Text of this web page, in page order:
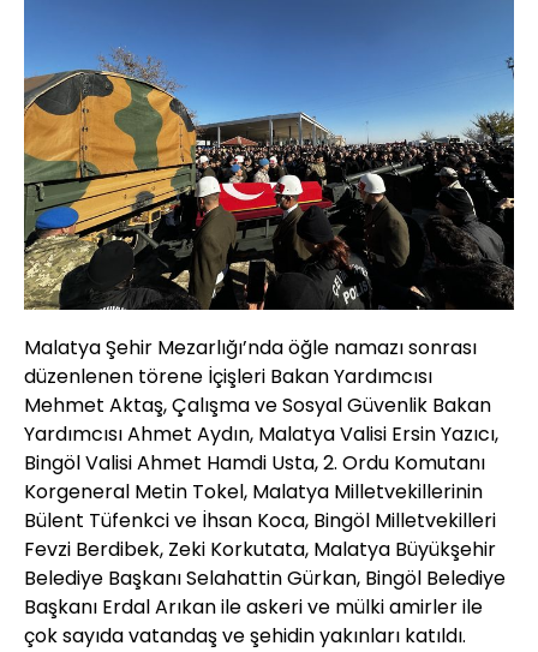
Malatya Şehir Mezarlığı’nda öğle namazı sonrası
düzenlenen törene İçişleri Bakan Yardımcısı
Mehmet Aktaş, Çalışma ve Sosyal Güvenlik Bakan
Yardımcısı Ahmet Aydın, Malatya Valisi Ersin Yazıcı,
Bingöl Valisi Ahmet Hamdi Usta, 2. Ordu Komutanı
Korgeneral Metin Tokel, Malatya Milletvekillerinin
Bülent Tüfenkci ve İhsan Koca, Bingöl Milletvekilleri
Fevzi Berdibek, Zeki Korkutata, Malatya Büyükşehir
Belediye Başkanı Selahattin Gürkan, Bingöl Belediye
Başkanı Erdal Arıkan ile askeri ve mülki amirler ile
çok sayıda vatandaş ve şehidin yakınları katıldı.